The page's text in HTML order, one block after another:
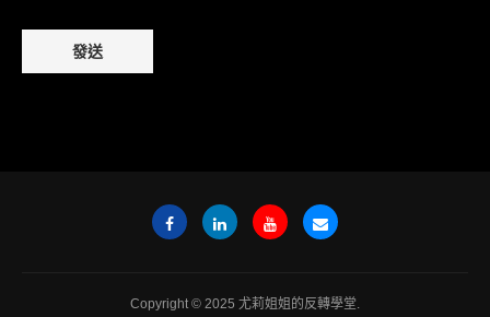
發送
Copyright © 2025 尤莉姐姐的反轉學堂.